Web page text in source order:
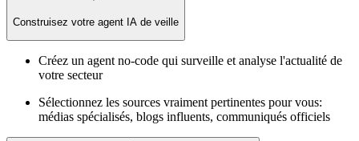
Construisez votre agent IA de veille
Créez un agent no-code qui surveille et analyse l'actualité de
votre secteur
Sélectionnez les sources vraiment pertinentes pour vous:
médias spécialisés, blogs influents, communiqués officiels